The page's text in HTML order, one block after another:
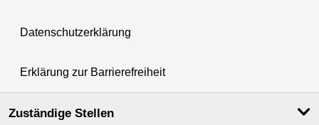
Datenschutzerklärung
Erklärung zur Barrierefreiheit
Zuständige Stellen